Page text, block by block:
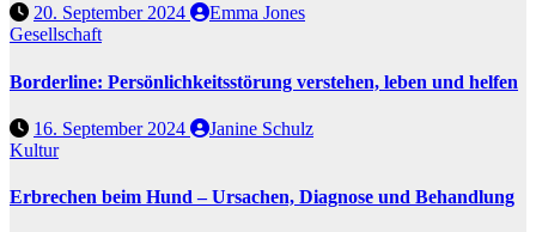
20. September 2024
Emma Jones
Gesellschaft
Borderline: Persönlichkeitsstörung verstehen, leben und helfen
16. September 2024
Janine Schulz
Kultur
Erbrechen beim Hund – Ursachen, Diagnose und Behandlung